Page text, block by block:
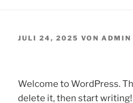
VERÖFFENTLICHT
JULI 24, 2025 VON ADMIN
Welcome to WordPress.
delete it, then start writing!